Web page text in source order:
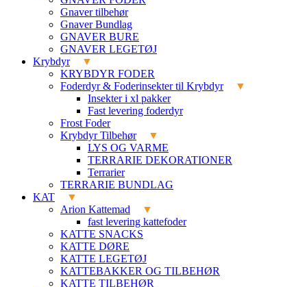
Gnaver tilbehør
Gnaver Bundlag
GNAVER BURE
GNAVER LEGETØJ
Krybdyr
KRYBDYR FODER
Foderdyr & Foderinsekter til Krybdyr
Insekter i xl pakker
Fast levering foderdyr
Frost Foder
Krybdyr Tilbehør
LYS OG VARME
TERRARIE DEKORATIONER
Terrarier
TERRARIE BUNDLAG
KAT
Arion Kattemad
fast levering kattefoder
KATTE SNACKS
KATTE DØRE
KATTE LEGETØJ
KATTEBAKKER OG TILBEHØR
KATTE TILBEHØR